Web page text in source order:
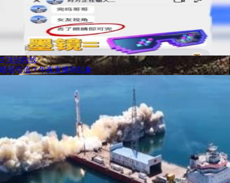
2 法治在线
暗语引流？午夜直播间乱象